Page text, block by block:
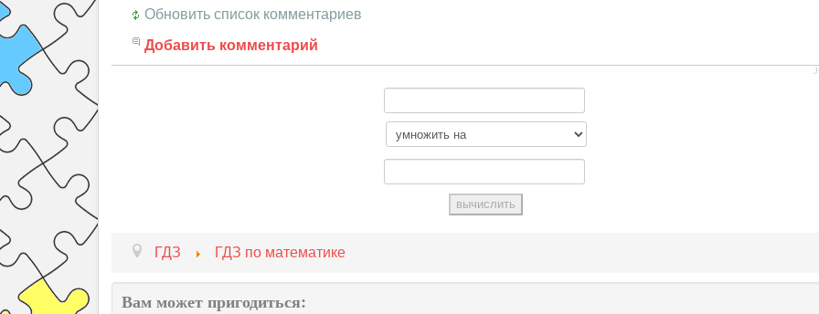
Обновить список комментариев
Добавить комментарий
ГДЗ ГДЗ по математике
Вам может пригодиться: